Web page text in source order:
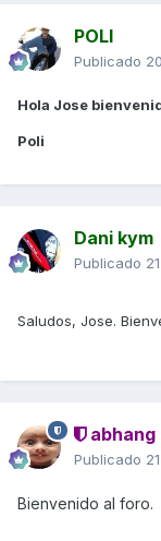
POLI
Publicado
Hola Jose
Poli
Dani kym
Publicado
Saludos, Jose.
abhang
Publicado
Bienvenido al foro.